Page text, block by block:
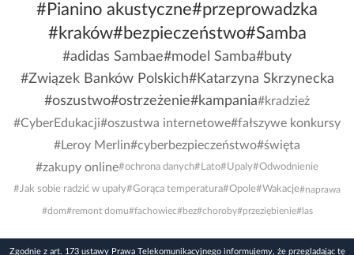
#Pianino akustyczne#przeprowadzka
#kraków#bezpieczeństwo#Samba
#adidas Sambae#model Samba#buty
#Związek Banków Polskich#Katarzyna Skrzynecka
#oszustwo#ostrzeżenie#kampania#kradzież
#CyberEdukacji#oszustwa internetowe#fałszywe konkursy
#Leroy Merlin#cyberbezpieczeństwo#święta
#zakupy online#ochrona danych#Lato#Upaly#Odwodnienie
#Jak sobie radzić w upały#Gorąca temperatura#Opole#Wakacje#naprawa
#dom#remont domu#fachowiec#bez#choroby#przeziębienie#las
Zgodnie z art. 173 ustawy Prawa Telekomunikacyjnego informujemy, że przeglądając tę